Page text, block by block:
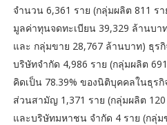
จำนวน 6,361 ราย (กลุ่มผลิต 811 ร
มูลค่าทุนจดทะเบียน 39,329 ล้านบ
และ กลุ่มขาย 28,767 ล้านบาท) ธุร
บริษัทจำกัด 4,986 ราย (กลุ่มผลิต
คิดเป็น 78.39% ของนิติบุคคลในธุร
ส่วนสามัญ 1,371 ราย (กลุ่มผลิต
และบริษัทมหาชน จำกัด 4 ราย (กลุ่